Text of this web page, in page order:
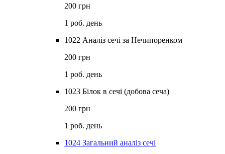
200 грн
1 роб. день
1022 Аналіз сечі за Нечипоренком
200 грн
1 роб. день
1023 Білок в сечі (добова сеча)
200 грн
1 роб. день
1024 Загальний аналіз сечі